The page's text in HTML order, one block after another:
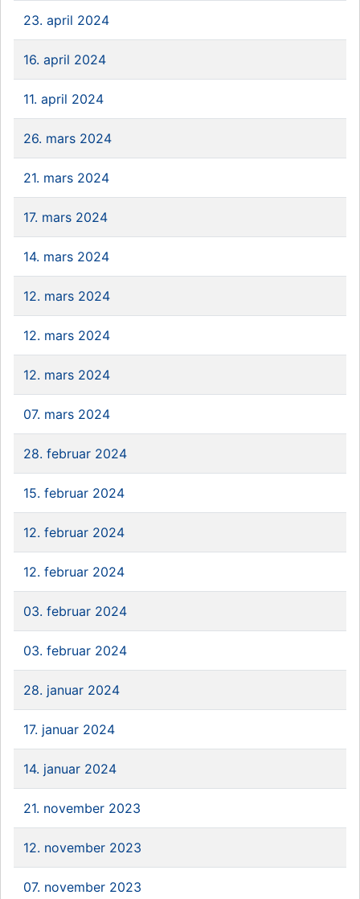
23. april 2024
16. april 2024
11. april 2024
26. mars 2024
21. mars 2024
17. mars 2024
14. mars 2024
12. mars 2024
12. mars 2024
12. mars 2024
07. mars 2024
28. februar 2024
15. februar 2024
12. februar 2024
12. februar 2024
03. februar 2024
03. februar 2024
28. januar 2024
17. januar 2024
14. januar 2024
21. november 2023
12. november 2023
07. november 2023